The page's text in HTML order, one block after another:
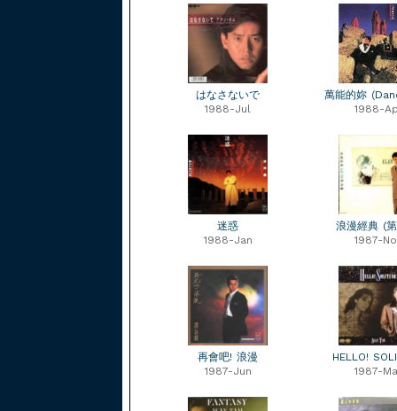
はなさないで
1988-Jul
萬能的妳
1988-
迷惑
1988-Jan
浪漫經典 (
1987-
再會吧! 浪漫
1987-Jun
HELLO!
1987-